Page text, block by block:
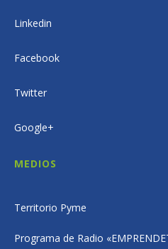
Linkedin
Facebook
Twitter
Google+
MEDIOS
Territorio Pyme
Programa de Radio